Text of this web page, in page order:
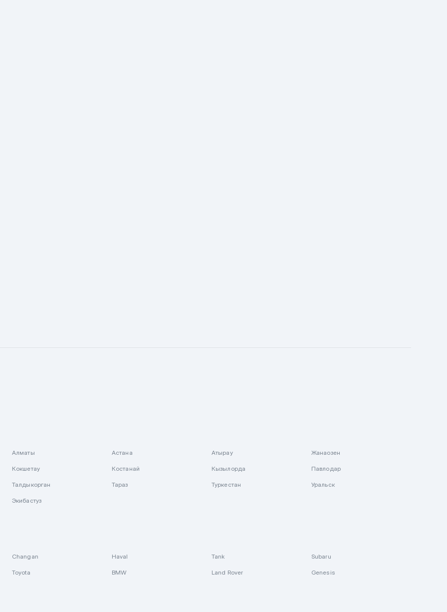
Алматы Астана Атырау Жанаозен
Кокшетау Костанай Кызылорда Павлодар
Талдыкорган Тараз Туркестан Уральск
Экибастуз
Changan Haval Tank Subaru
Toyota BMW Land Rover Genesis